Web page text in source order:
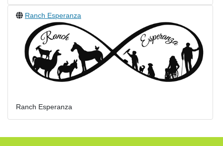
Ranch Esperanza
Ranch Esperanza